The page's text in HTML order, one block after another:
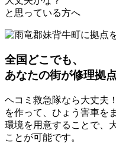
と思っている方へ
全国どこでも、
あなたの街が修理拠
ヘコミ救急隊なら大丈夫
を作って、ひょう害車を
環境を用意することで、
ことが可能です。